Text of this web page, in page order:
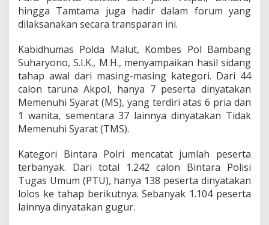
g
g
o
a
P
o
i
2
0
5
hingga Tamtama juga hadir dalam forum yang
dilaksanakan secara transparan ini.
Kabidhumas Polda Malut, Kombes Pol Bambang
Suharyono, S.I.K., M.H., menyampaikan hasil sidang
tahap awal dari masing-masing kategori. Dari 44
calon taruna Akpol, hanya 7 peserta dinyatakan
Memenuhi Syarat (MS), yang terdiri atas 6 pria dan
1 wanita, sementara 37 lainnya dinyatakan Tidak
Memenuhi Syarat (TMS).
Kategori Bintara Polri mencatat jumlah peserta
terbanyak. Dari total 1.242 calon Bintara Polisi
Tugas Umum (PTU), hanya 138 peserta dinyatakan
lolos ke tahap berikutnya. Sebanyak 1.104 peserta
lainnya dinyatakan gugur.